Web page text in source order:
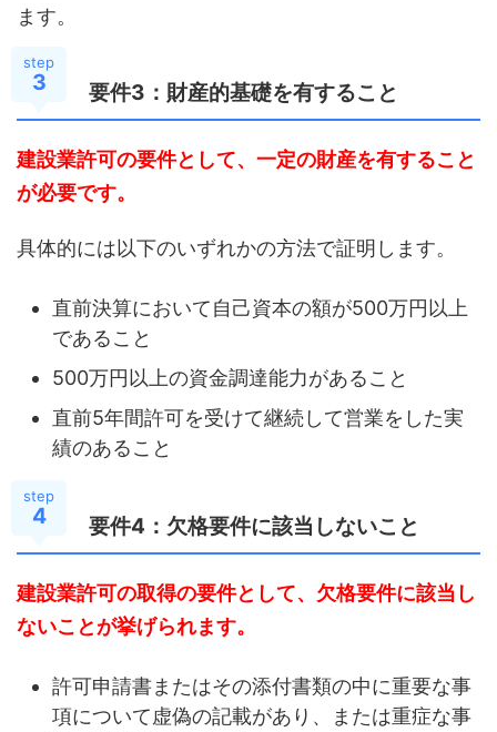
ます。
step
3 要件3：財産的基礎を有すること
建設業許可の要件として、一定の財産を有すること
が必要です。
具体的には以下のいずれかの方法で証明します。
直前決算において自己資本の額が500万円以上
であること
500万円以上の資金調達能力があること
直前5年間許可を受けて継続して営業をした実
績のあること
step
4 要件4：欠格要件に該当しないこと
建設業許可の取得の要件として、欠格要件に該当し
ないことが挙げられます。
許可申請書またはその添付書類の中に重要な事
項について虚偽の記載があり、または重症な事